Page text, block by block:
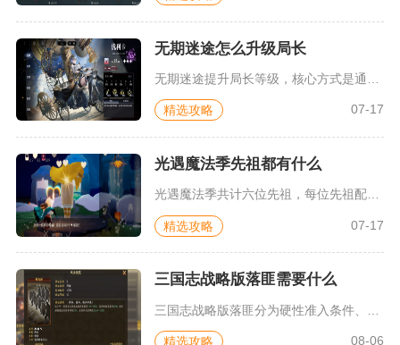
无期迷途怎么升级局长
精选攻略 07-17
光遇魔法季先祖都有什么
光遇魔法季共计六位先祖，每位先祖配套专属互动动作、限定发型、...
精选攻略 07-17
三国志战略版落匪需要什么
精选攻略 08-06